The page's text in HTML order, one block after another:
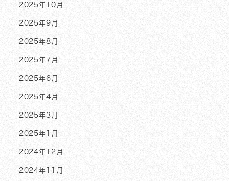
2025年10月
2025年9月
2025年8月
2025年7月
2025年6月
2025年4月
2025年3月
2025年1月
2024年12月
2024年11月